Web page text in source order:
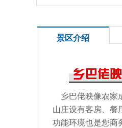
景区介绍
乡巴佬映像农家
山庄设有客房、餐
功能环境也是您商